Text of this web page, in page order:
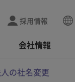
採用情報
会社情報
の社名変更